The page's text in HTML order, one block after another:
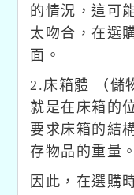
的情況，這可
太吻合，在選
面。
2.床箱體 （儲
就是在床箱的
要求床箱的結
存物品的重量。
因此，在選購